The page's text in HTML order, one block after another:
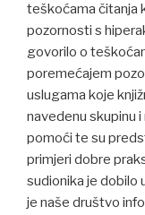
teškoćama čitanja
pozornosti s
govorilo o
poremećajem
uslugama koje
navedenu skupinu
pomoći te su
primjeri dobre
sudionika je dobilo
je naše društvo